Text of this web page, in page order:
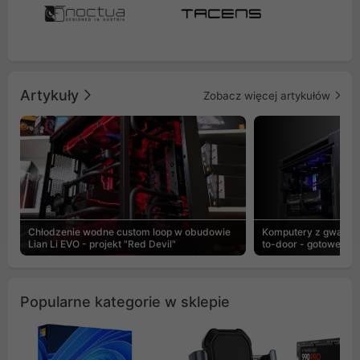
Artykuły Zobacz więcej artykułów
Chłodzenie wodne custom loop w obudowie
Lian Li EVO - projekt "Red Devil"
Komputery z
to-door - gotowe
Popularne kategorie w sklepie